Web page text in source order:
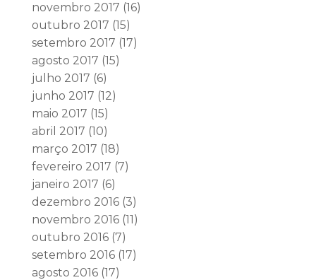
novembro 2017 (16)
outubro 2017 (15)
setembro 2017 (17)
agosto 2017 (15)
julho 2017 (6)
junho 2017 (12)
maio 2017 (15)
abril 2017 (10)
março 2017 (18)
fevereiro 2017 (7)
janeiro 2017 (6)
dezembro 2016(3)
novembro 2016(11)
outubro 2016(7)
setembro 2016(17)
agosto 2016(17)